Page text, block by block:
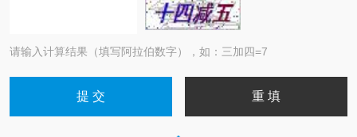
请输入计算结果（填写阿拉伯数字），如：三加四=7